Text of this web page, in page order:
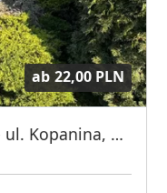
ab 22,00 PLN
Dom 180m2 do wynajęcia - ul. Kopanina, Górczyn, 7 pokoi